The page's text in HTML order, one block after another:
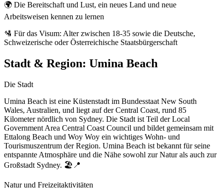
🌍 Die Bereitschaft und Lust, ein neues Land und neue
Arbeitsweisen kennen zu lernen
🛂 Für das Visum: Alter zwischen 18-35 sowie die Deutsche,
Schweizerische oder Österreichische Staatsbürgerschaft
Stadt & Region: Umina Beach
Die Stadt
Umina Beach ist eine Küstenstadt im Bundesstaat New South
Wales, Australien, und liegt auf der Central Coast, rund 85
Kilometer nördlich von Sydney. Die Stadt ist Teil der Local
Government Area Central Coast Council und bildet gemeinsam mit
Ettalong Beach und Woy Woy ein wichtiges Wohn- und
Tourismuszentrum der Region. Umina Beach ist bekannt für seine
entspannte Atmosphäre und die Nähe sowohl zur Natur als auch zur
Großstadt Sydney. 🏖️📍
Natur und Freizeitaktivitäten